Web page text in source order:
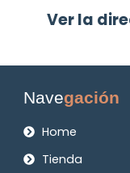
Ver la
Navegación
Home
Tienda